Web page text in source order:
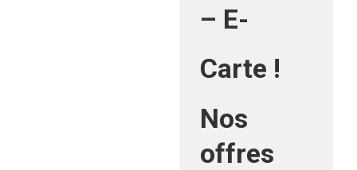
– E-
Carte !
Nos
offres